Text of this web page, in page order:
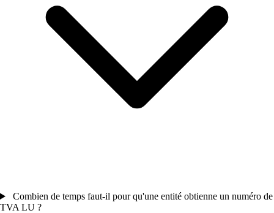
Combien de temps faut-il pour qu'une entité obtienne un numéro de
TVA LU ?